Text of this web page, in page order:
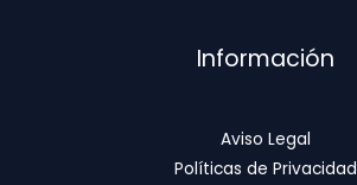
Información
Aviso Legal
Políticas de Privacidad